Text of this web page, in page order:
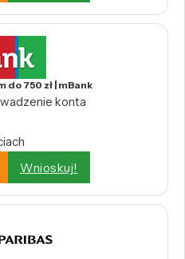
do 750 zł | mBank
konta
Wnioskuj!